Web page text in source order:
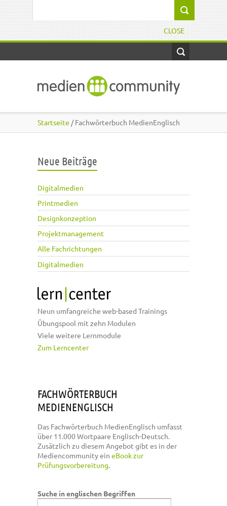
CLOSE
Startseite / Fachwörterbuch MedienEnglisch
Neue Beiträge
Digitalmedien
Printmedien
Designkonzeption
Projektmanagement
Alle Fachrichtungen
Digitalmedien
Neun umfangreiche web-based Trainings
Übungspool mit zehn Modulen
Viele weitere Lernmodule
Zum Lerncenter
FACHWÖRTERBUCH
MEDIENENGLISCH
Das Fachwörterbuch MedienEnglisch umfasst
über 11.000 Wortpaare Englisch-Deutsch.
Zusätzlich zu diesem Angebot gibt es in der
Mediencommunity ein eBook zur
Prüfungsvorbereitung.
Suche in englischen Begriffen